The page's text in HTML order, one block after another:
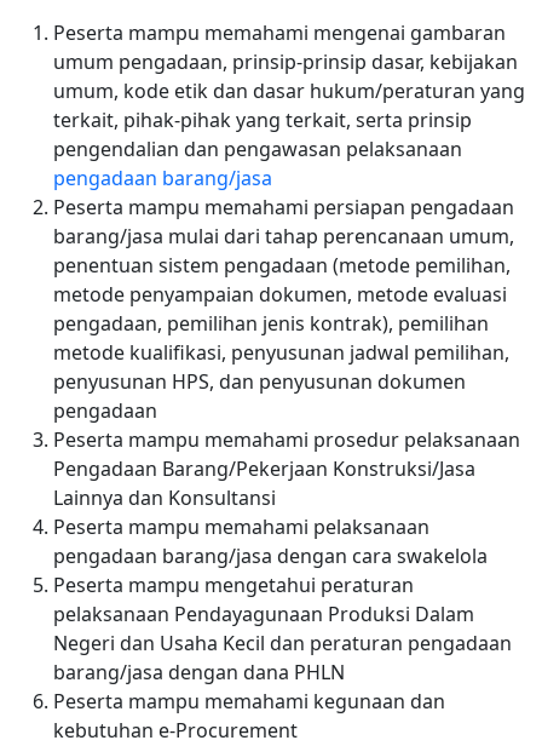
Peserta mampu memahami mengenai gambaran
umum pengadaan, prinsip-prinsip dasar, kebijakan
umum, kode etik dan dasar hukum/peraturan yang
terkait, pihak-pihak yang terkait, serta prinsip
pengendalian dan pengawasan pelaksanaan
pengadaan barang/jasa
Peserta mampu memahami persiapan pengadaan
barang/jasa mulai dari tahap perencanaan umum,
penentuan sistem pengadaan (metode pemilihan,
metode penyampaian dokumen, metode evaluasi
pengadaan, pemilihan jenis kontrak), pemilihan
metode kualifikasi, penyusunan jadwal pemilihan,
penyusunan HPS, dan penyusunan dokumen
pengadaan
Peserta mampu memahami prosedur pelaksanaan
Pengadaan Barang/Pekerjaan Konstruksi/Jasa
Lainnya dan Konsultansi
Peserta mampu memahami pelaksanaan
pengadaan barang/jasa dengan cara swakelola
Peserta mampu mengetahui peraturan
pelaksanaan Pendayagunaan Produksi Dalam
Negeri dan Usaha Kecil dan peraturan pengadaan
barang/jasa dengan dana PHLN
Peserta mampu memahami kegunaan dan
kebutuhan e-Procurement